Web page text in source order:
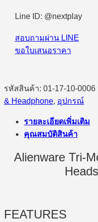
Wireless
Gaming
DELL
ALIENWARE
AW920H
Light
ชิ้น
Line ID: @nextplay
สอบถามผ่าน LINE
ขอใบเสนอราคา
รหัสสินค้า: 01-17-10-0006
& Headphone, อุปกรณ์
รายละเอียดเพิ่มเติม
คุณสมบัติสินค้า
Alienware Tri-
FEATURES